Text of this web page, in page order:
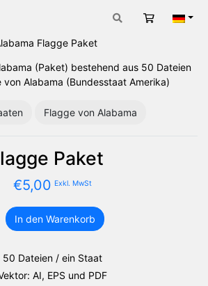
Warenkorb
Flagge Paket
(Paket) bestehend aus 50 Dateien
von Alabama (Bundesstaat Amerika)
Flagge von Alabama
Paket
€5,00 Exkl. MwSt
Alabama
Paket
Menge
In den Warenkorb
50 Dateien / ein Staat
AI, EPS und PDF